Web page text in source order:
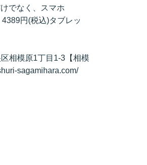
でなく、スマホ
円(税込)タブレッ
相模原1丁目1-3【相模
sagamihara.com/